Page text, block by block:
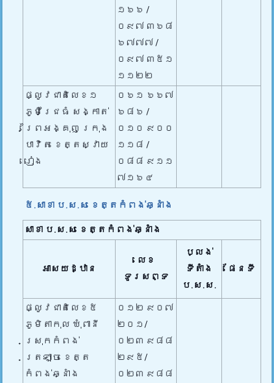
១៦៦ /
០៩៧ ៣៦៨​
៦៧៧៧ /​
០៩៧ ៣៥១
១១២២
ផ្លូវជាតិលេខ១
ភូមិជ្រៃធំ សង្កាត់
ព្រៃអង្គុញ ក្រុង
បាវិត ខេត្តស្វាយ
រៀង
០៦១ ៦៦៧
៦៨៦ /
០១០ ៩០០
១១៨ /
០៨៨ ៩១១
៧១៦៤
៥.សាខា ប.ស.ស ខេត្តកំពង់ឆ្នាំង
សាខា ប.ស.ស ខេត្តកំពង់ឆ្នាំង
អាសយដ្ឋាន
លេខ
ទូរសព្ទ
ប្លង់
ទីតាំង
ប.ស.ស.
ផែនទី
ផ្លូវជាតិលេខ៥
ភូមិតាកុល ឃុំពានី
ស្រុកកំពង់
ត្រឡាច ខេត្ត
កំពង់ឆ្នាំង
០១២ ៩០៧
២០១/
០២៣ ៩៨៨
២៩៥/
០២៣ ៩៨៨